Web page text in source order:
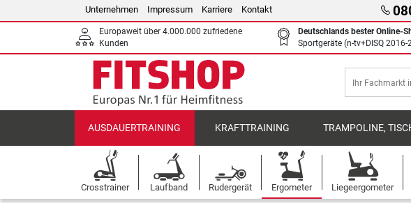
Unternehmen Impressum Karriere Kontakt
Europaweit über 4.000.000 zufriedene
Kunden
Deutschlands bester Online-
Sportgeräte (n-tv+DISQ 2016-
AUSDAUERTRAINING KRAFTTRAINING TRAMPOLINE,
Crosstrainer Laufband Rudergerät Ergometer Liegeergometer